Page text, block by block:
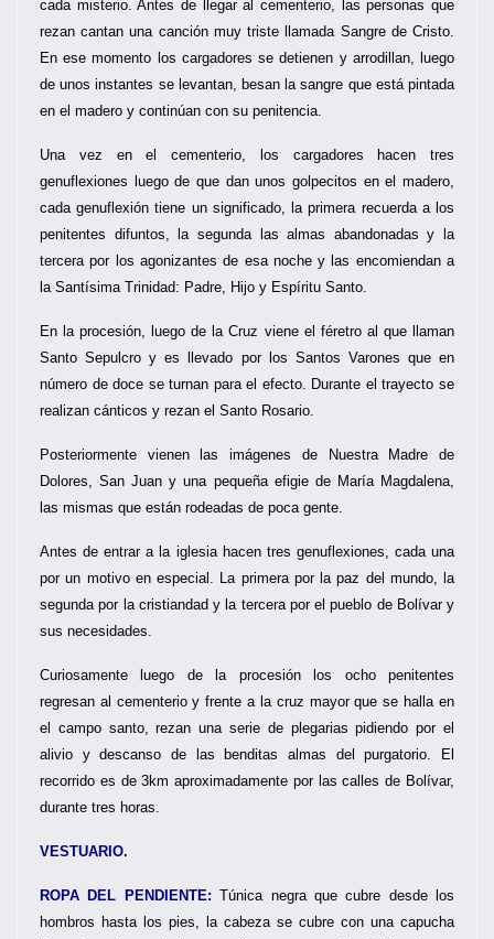
cada misterio. Antes de llegar al cementerio, las personas que
rezan cantan una canción muy triste llamada Sangre de Cristo.
En ese momento los cargadores se detienen y arrodillan, luego
de unos instantes se levantan, besan la sangre que está pintada
en el madero y continúan con su penitencia.
Una vez en el cementerio, los cargadores hacen tres
genuflexiones luego de que dan unos golpecitos en el madero,
cada genuflexión tiene un significado, la primera recuerda a los
penitentes difuntos, la segunda las almas abandonadas y la
tercera por los agonizantes de esa noche y las encomiendan a
la Santísima Trinidad: Padre, Hijo y Espíritu Santo.
En la procesión, luego de la Cruz viene el féretro al que llaman
Santo Sepulcro y es llevado por los Santos Varones que en
número de doce se turnan para el efecto. Durante el trayecto se
realizan cánticos y rezan el Santo Rosario.
Posteriormente vienen las imágenes de Nuestra Madre de
Dolores, San Juan y una pequeña efigie de María Magdalena,
las mismas que están rodeadas de poca gente.
Antes de entrar a la iglesia hacen tres genuflexiones, cada una
por un motivo en especial. La primera por la paz del mundo, la
segunda por la cristiandad y la tercera por el pueblo de Bolívar y
sus necesidades.
Curiosamente luego de la procesión los ocho penitentes
regresan al cementerio y frente a la cruz mayor que se halla en
el campo santo, rezan una serie de plegarias pidiendo por el
alivio y descanso de las benditas almas del purgatorio. El
recorrido es de 3km aproximadamente por las calles de Bolívar,
durante tres horas.
VESTUARIO.
ROPA DEL PENDIENTE: Túnica negra que cubre desde los
hombros hasta los pies, la cabeza se cubre con una capucha